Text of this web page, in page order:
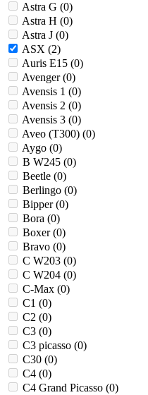
Astra G (0)
Astra H (0)
Astra J (0)
ASX (2)
Auris E15 (0)
Avenger (0)
Avensis 1 (0)
Avensis 2 (0)
Avensis 3 (0)
Aveo (T300) (0)
Aygo (0)
B W245 (0)
Beetle (0)
Berlingo (0)
Bipper (0)
Bora (0)
Boxer (0)
Bravo (0)
C W203 (0)
C W204 (0)
C-Max (0)
C1 (0)
C2 (0)
C3 (0)
C3 picasso (0)
C30 (0)
C4 (0)
C4 Grand Picasso (0)